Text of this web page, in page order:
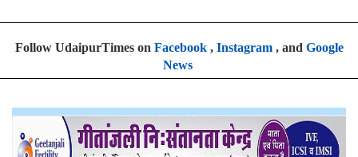
Follow UdaipurTimes on Facebook, Instagram, and Google
News